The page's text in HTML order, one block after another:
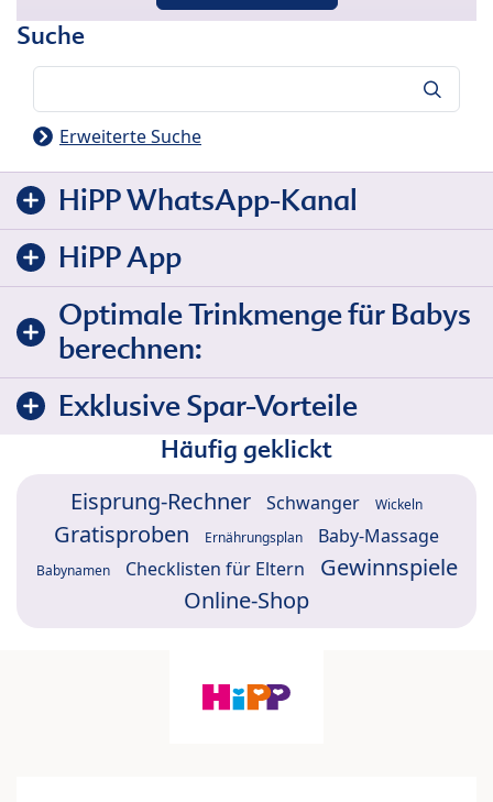
Suche
Erweiterte Suche
HiPP WhatsApp-Kanal
HiPP App
Optimale Trinkmenge für Babys
berechnen:
Exklusive Spar-Vorteile
Häufig geklickt
Eisprung-Rechner Schwanger Wickeln
Gratisproben Ernährungsplan Baby-Massage
Babynamen Checklisten für Eltern
Gewinnspiele
Online-Shop